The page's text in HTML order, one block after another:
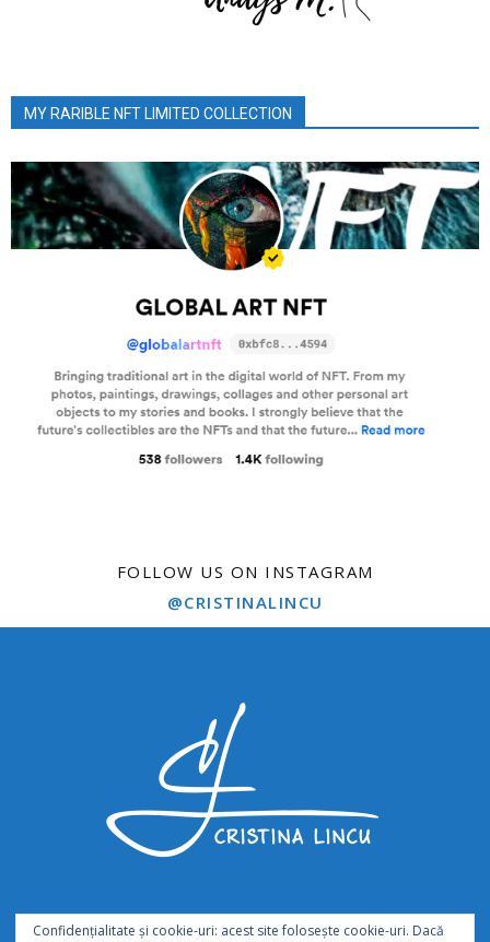
MY RARIBLE NFT LIMITED COLLECTION
FOLLOW US ON INSTAGRAM
@CRISTINALINCU
Confidențialitate și cookie-uri: acest site folosește cookie-uri. Dacă